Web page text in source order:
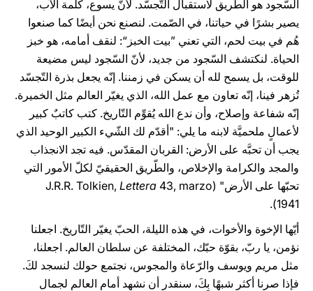
السّجود هو الطّريق لاستقبال التَّجسّد. لأنّ يسوع، كلمة الآب،
يصير بشرًا في حياتنا، في الصّمت. لنصنع نحن أيضًا كما صنعوا
هُم في بيت لحم، التي تعني ”بيت الخبز“: لنقف أمامه، هو خبز
الحياة. لنكتشف السّجود من جديد، لأنّ السّجود ليس مضيعة
للوقت، بل يسمح لله أن يسكن في زمننا. إنّه يجعل بذرة التّجسّد
تُزهر فينا، إنّه تعاون مع عمل الله، الذي يغيّر العالم مثل الخميرة.
إنّه شفاعة وإصلاح، وأن ندع الله يُقوِّم التّاريخ. كتب كاتبٌ كبير
لأعمالٍ ملحميَّة لابنه ما يلي: "أقدّم لك الشّيء الكبير الوحيد الذي
يجب أن تحبَّه على الأرض: القربان المقدّس. فيه تجد الانجذاب
والمجد والكرامة والإخلاص، والطّريق الحقيقيّ لكلّ الأمور التي
تحبّها على الأرض" (J.R.R. Tolkien,
Lettera 43, marzo
1941).
أيّها الإخوة والأخوات، في هذه الليلة، الحبّ يغيّر التّاريخ. اجعلنا
نؤمن، يا ربّ، بقوّة حبّك، المختلفة عن سلطان العالم. اجعلنا،
مثل مريم ويوسف والرّعاة والمجوس، نجتمع حولك لنسجد لكَ.
فإذا صرنا أكثر شبهًا بِكَ، سنقدر أن نشهد أمام العالم لجمال